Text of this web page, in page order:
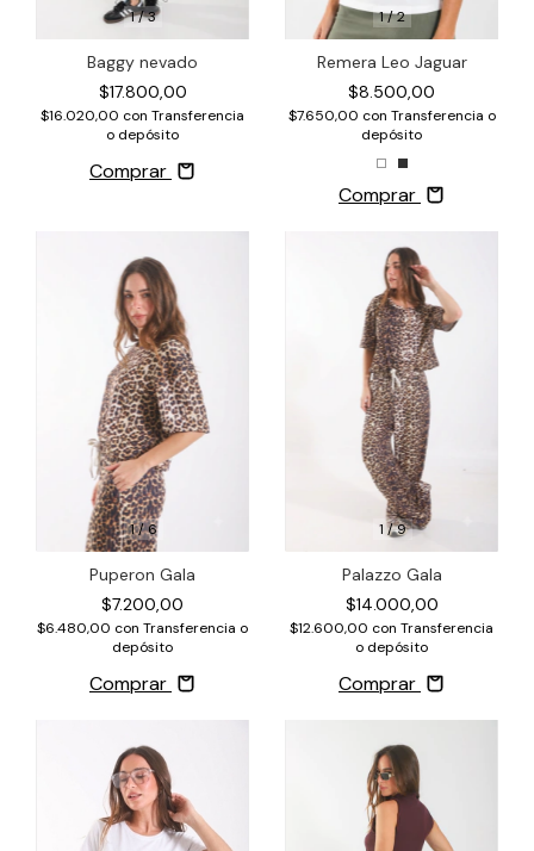
1/3
Baggy nevado
$17.800,00
$16.020,00 con Transferencia
o depósito
Comprar
1/2
Remera Leo Jaguar
$8.500,00
$7.650,00 con Transferencia o
depósito
Comprar
1/6
Puperon Gala
$7.200,00
$6.480,00 con Transferencia o
depósito
Comprar
1/9
Palazzo Gala
$14.000,00
$12.600,00 con Transferencia
o depósito
Comprar